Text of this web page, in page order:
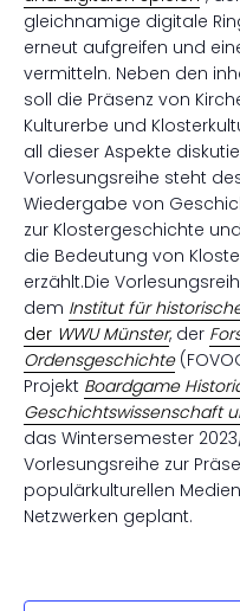
gleichnamige digitale
erneut aufgreifen und
vermitteln. Neben den
soll die Präsenz von
Kulturerbe und
all dieser Aspekte
Vorlesungsreihe steht
Wiedergabe von
zur Klostergeschichte
die Bedeutung von
erzählt.Die
dem Institut für
der WWU Münster, der
Ordensgeschichte
Projekt Boardgame
Geschichtswissenschaft
das Wintersemester
Vorlesungsreihe zur
populärkulturellen
Netzwerken geplant.